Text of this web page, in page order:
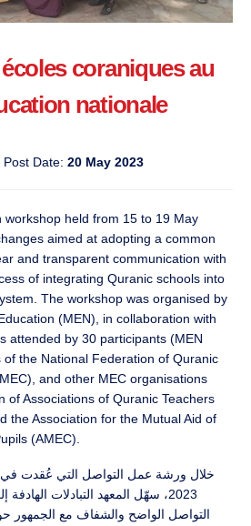
coraniques au
nationale
Post Date: 20 May 2023
workshop held from 15 to 19 May
aimed at adopting a common
and transparent communication with
of integrating Quranic schools into
The workshop was organised by
(MEN), in collaboration with
attended by 30 participants (MEN
the National Federation of Quranic
and other MEC organisations
of Associations of Quranic Teachers
the Association for the Mutual Aid of
(AMEC).
2023، سهّل المعهد التبادلات
التواصل الواضح والشفاف مع الجمهور